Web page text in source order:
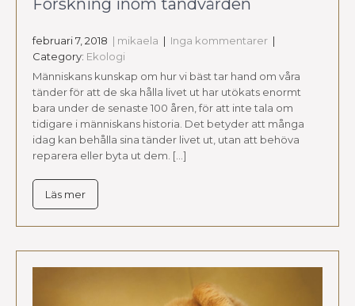
Forskning inom tandvården
februari 7, 2018 | mikaela | Inga kommentarer |
Category: Ekologi
Människans kunskap om hur vi bäst tar hand om våra
tänder för att de ska hålla livet ut har utökats enormt
bara under de senaste 100 åren, för att inte tala om
tidigare i människans historia. Det betyder att många
idag kan behålla sina tänder livet ut, utan att behöva
reparera eller byta ut dem. […]
Läs mer